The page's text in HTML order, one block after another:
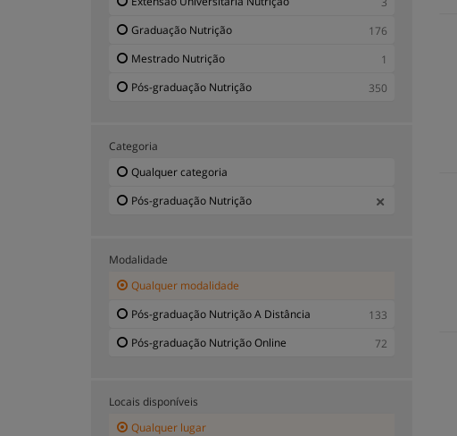
Graduação Nutrição
176
Mestrado Nutrição
1
Pós-graduação Nutrição
350
Categoria
Qualquer categoria
Pós-graduação Nutrição
Modalidade
Qualquer modalidade
Pós-graduação Nutrição A Distância
133
Pós-graduação Nutrição Online
72
Locais disponíveis
Qualquer lugar